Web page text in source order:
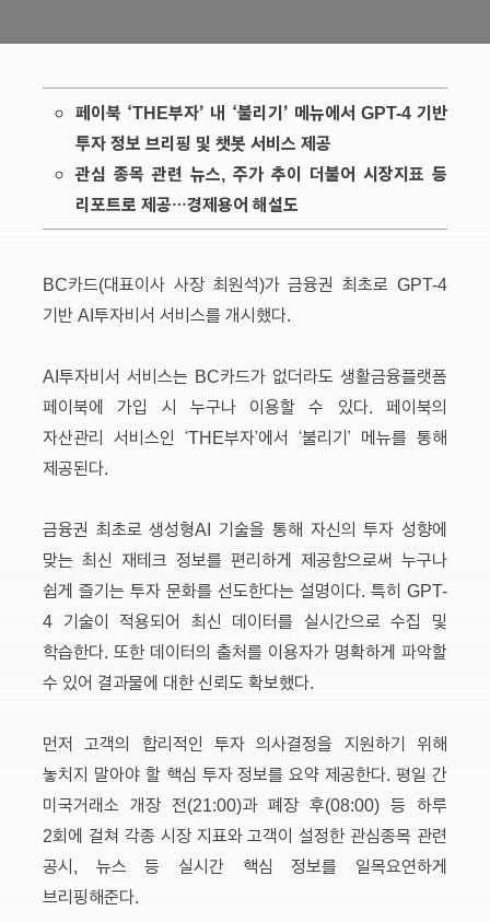
페이북 ‘THE부자’ 내 ‘불리기’ 메뉴에서 GPT-4 기반
투자 정보 브리핑 및 챗봇 서비스 제공
관심 종목 관련 뉴스, 주가 추이 더불어 시장지표 등
리포트로 제공…경제용어 해설도
BC카드(대표이사 사장 최원석)가 금융권 최초로 GPT-4
기반 AI투자비서 서비스를 개시했다.
AI투자비서 서비스는 BC카드가 없더라도 생활금융플랫폼
페이북에 가입 시 누구나 이용할 수 있다. 페이북의
자산관리 서비스인 ‘THE부자’에서 ‘불리기’ 메뉴를 통해
제공된다.
금융권 최초로 생성형AI 기술을 통해 자신의 투자 성향에
맞는 최신 재테크 정보를 편리하게 제공함으로써 누구나
쉽게 즐기는 투자 문화를 선도한다는 설명이다. 특히 GPT-
4 기술이 적용되어 최신 데이터를 실시간으로 수집 및
학습한다. 또한 데이터의 출처를 이용자가 명확하게 파악할
수 있어 결과물에 대한 신뢰도 확보했다.
먼저 고객의 합리적인 투자 의사결정을 지원하기 위해
놓치지 말아야 할 핵심 투자 정보를 요약 제공한다. 평일 간
미국거래소 개장 전(21:00)과 폐장 후(08:00) 등 하루
2회에 걸쳐 각종 시장 지표와 고객이 설정한 관심종목 관련
공시, 뉴스 등 실시간 핵심 정보를 일목요연하게
브리핑해준다.